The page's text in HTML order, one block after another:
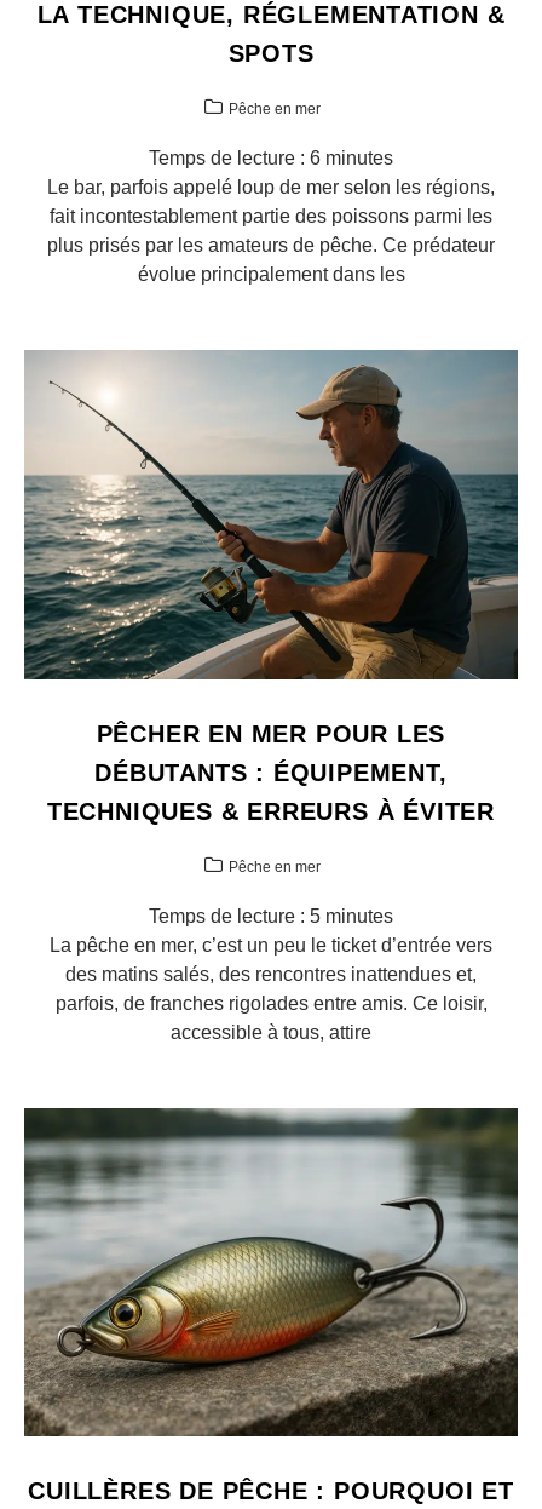
LA TECHNIQUE, RÉGLEMENTATION &
SPOTS
Pêche en mer
Temps de lecture : 6 minutes
Le bar, parfois appelé loup de mer selon les régions,
fait incontestablement partie des poissons parmi les
plus prisés par les amateurs de pêche. Ce prédateur
évolue principalement dans les
PÊCHER EN MER POUR LES
DÉBUTANTS : ÉQUIPEMENT,
TECHNIQUES & ERREURS À ÉVITER
Pêche en mer
Temps de lecture : 5 minutes
La pêche en mer, c’est un peu le ticket d’entrée vers
des matins salés, des rencontres inattendues et,
parfois, de franches rigolades entre amis. Ce loisir,
accessible à tous, attire
CUILLÈRES DE PÊCHE : POURQUOI ET